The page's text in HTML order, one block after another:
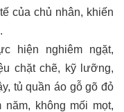
của chủ nhân, khiến
hiện nghiêm ngặt,
chặt chẽ, kỹ lưỡng,
tủ quần áo gỗ gõ đỏ
không mối mọt,